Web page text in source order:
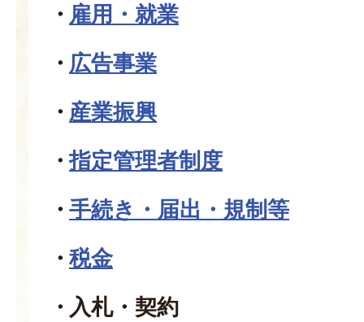
雇用・就業
広告事業
産業振興
指定管理者制度
手続き・届出・規制等
税金
入札・契約